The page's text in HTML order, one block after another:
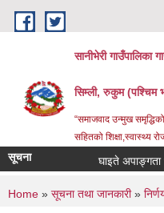
Skip to main content
सानीभेरी गाउँपालिका
सिम्ली, रुकुम (पश्चिम
“समाजवाद उन्मुख
सहितको शिक्षा,स्वास्थ्य
सूचना घाइते अपाङ्गता भएका
You are here
Home » सूचना तथा जानकारी»